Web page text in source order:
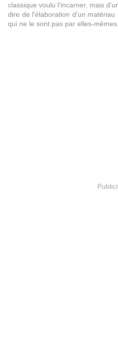
classique voulu l'incarner, mais
dire de l'élaboration d'un
qui ne le sont pas par elles-mêmes.